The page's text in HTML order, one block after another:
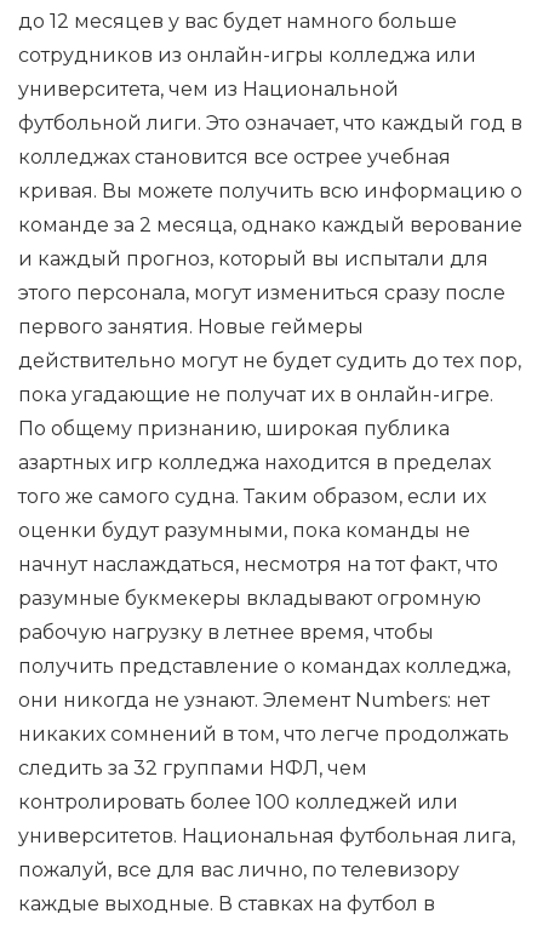
до 12 месяцев у вас будет намного больше
сотрудников из онлайн-игры колледжа или
университета, чем из Национальной
футбольной лиги. Это означает, что каждый год в
колледжах становится все острее учебная
кривая. Вы можете получить всю информацию о
команде за 2 месяца, однако каждый верование
и каждый прогноз, который вы испытали для
этого персонала, могут измениться сразу после
первого занятия. Новые геймеры
действительно могут не будет судить до тех пор,
пока угадающие не получат их в онлайн-игре.
По общему признанию, широкая публика
азартных игр колледжа находится в пределах
того же самого судна. Таким образом, если их
оценки будут разумными, пока команды не
начнут наслаждаться, несмотря на тот факт, что
разумные букмекеры вкладывают огромную
рабочую нагрузку в летнее время, чтобы
получить представление о командах колледжа,
они никогда не узнают. Элемент Numbers: нет
никаких сомнений в том, что легче продолжать
следить за 32 группами НФЛ, чем
контролировать более 100 колледжей или
университетов. Национальная футбольная лига,
пожалуй, все для вас лично, по телевизору
каждые выходные. В ставках на футбол в